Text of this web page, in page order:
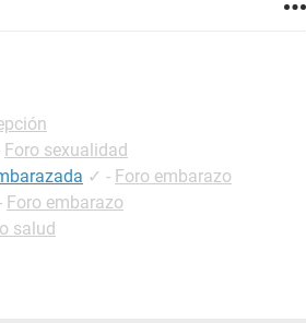
Foro sexualidad
✓ - Foro embarazo
Foro embarazo
salud